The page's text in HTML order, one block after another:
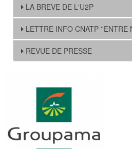
LA BREVE DE L'U2P
LETTRE INFO CNATP ''ENTRE
REVUE DE PRESSE